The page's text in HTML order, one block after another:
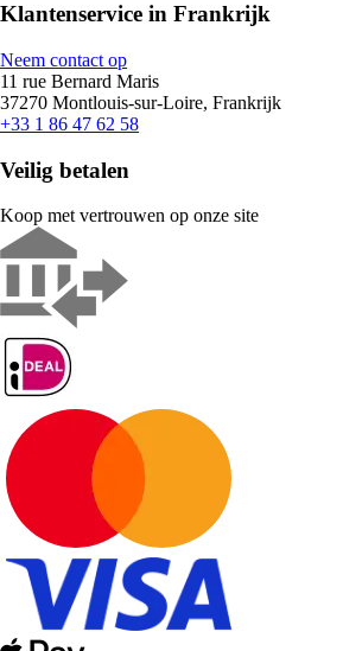
Klantenservice in Frankrijk
Neem contact op
11 rue Bernard Maris
37270 Montlouis-sur-Loire, Frankrijk
+33 1 86 47 62 58
Veilig betalen
Koop met vertrouwen op onze site